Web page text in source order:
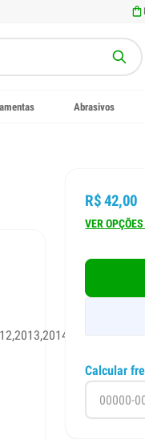
Abrasivos
R$ 42,00
VER
Calcular